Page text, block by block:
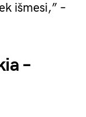
išmesi,” –
–